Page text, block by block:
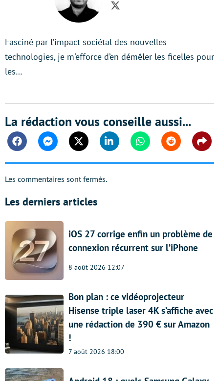
Twitter
Fasciné par l’impact sociétal des nouvelles
technologies, je m'efforce d’en démêler les ficelles pour
les…
La rédaction vous conseille aussi...
FacebookMessengerTwitter Linkedin WhatsappReddit
Les commentaires sont fermés.
Les derniers articles
iOS 27 corrige enfin un problème de
connexion récurrent sur l’iPhone
8 août 2026 12:07
Bon plan : ce vidéoprojecteur
Hisense triple laser 4K s’affiche avec
une rédaction de 390 € sur Amazon
!
7 août 2026 18:00